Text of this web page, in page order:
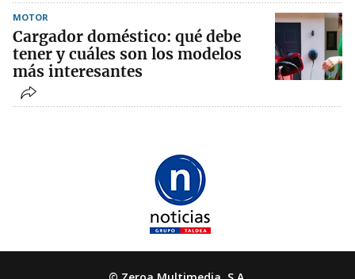
MOTOR
Cargador doméstico: qué debe
tener y cuáles son los modelos
más interesantes